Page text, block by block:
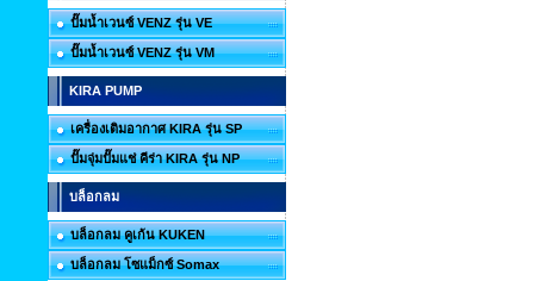
ปั๊มน้ำเวนซ์ VENZ รุ่น VE
ปั๊มน้ำเวนซ์ VENZ รุ่น VM
KIRA PUMP
เครื่องเติมอากาศ KIRA รุ่น SP
ปั๊มจุ่มปั๊มแช่ คีร่า KIRA รุ่น NP
บล็อกลม
บล็อกลม คูเก้น KUKEN
บล็อกลม โซแม็กซ์ Somax